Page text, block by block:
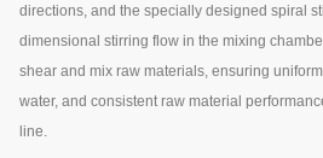
directions, and the specially designed spiral
dimensional stirring flow in the mixing
shear and mix raw materials, ensuring
water, and consistent raw material
line.